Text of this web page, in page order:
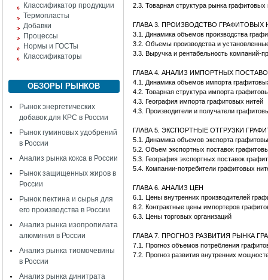
Классификатор продукции
Термопласты
Добавки
Процессы
Нормы и ГОСТы
Классификаторы
ОБЗОРЫ РЫНКОВ
Рынок энергетических
добавок для КРС в России
Рынок гуминовых удобрений
в России
Анализ рынка кокса в России
Рынок защищенных жиров в
России
Рынок пектина и сырья для
его производства в России
Анализ рынка изопропилата
алюминия в России
Анализ рынка тиомочевины
в России
Анализ рынка динитрата
2.3. Товарная структура рынка графитовых
ГЛАВА 3. ПРОИЗВОДСТВО ГРАФИТОВЫХ
3.1. Динамика объемов производства
3.2. Объемы производства и
3.3. Выручка и рентабельность компаний-
ГЛАВА 4. АНАЛИЗ ИМПОРТНЫХ
4.1. Динамика объемов импорта
4.2. Товарная структура импорта
4.3. География импорта графитовых нитей
4.3. Производители и получатели
ГЛАВА 5. ЭКСПОРТНЫЕ ОТГРУЗКИ
5.1. Динамика объемов экспорта
5.2. Объем экспортных поставок
5.3. География экспортных поставок
5.4. Компании-потребители графитовых
ГЛАВА 6. АНАЛИЗ ЦЕН
6.1. Цены внутренних производителей
6.2. Контрактные цены импортеров
6.3. Цены торговых организаций
ГЛАВА 7. ПРОГНОЗ РАЗВИТИЯ РЫНКА
7.1. Прогноз объемов потребления
7.2. Прогноз развития внутренних